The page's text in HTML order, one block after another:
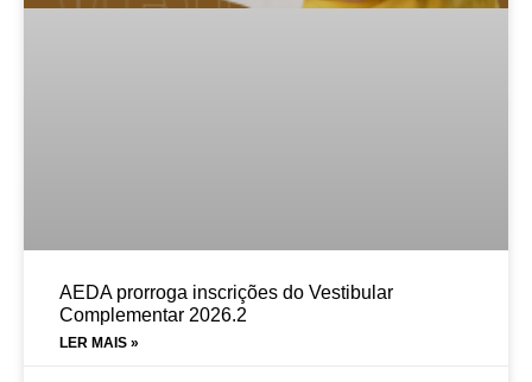
AEDA prorroga inscrições do Vestibular
Complementar 2026.2
LER MAIS »